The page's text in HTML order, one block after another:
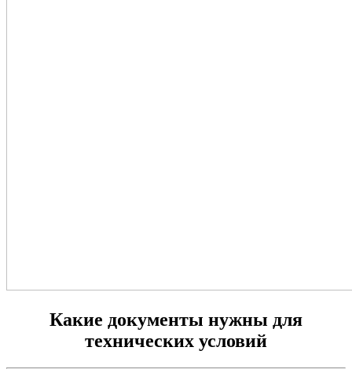
Какие документы нужны для
технических условий